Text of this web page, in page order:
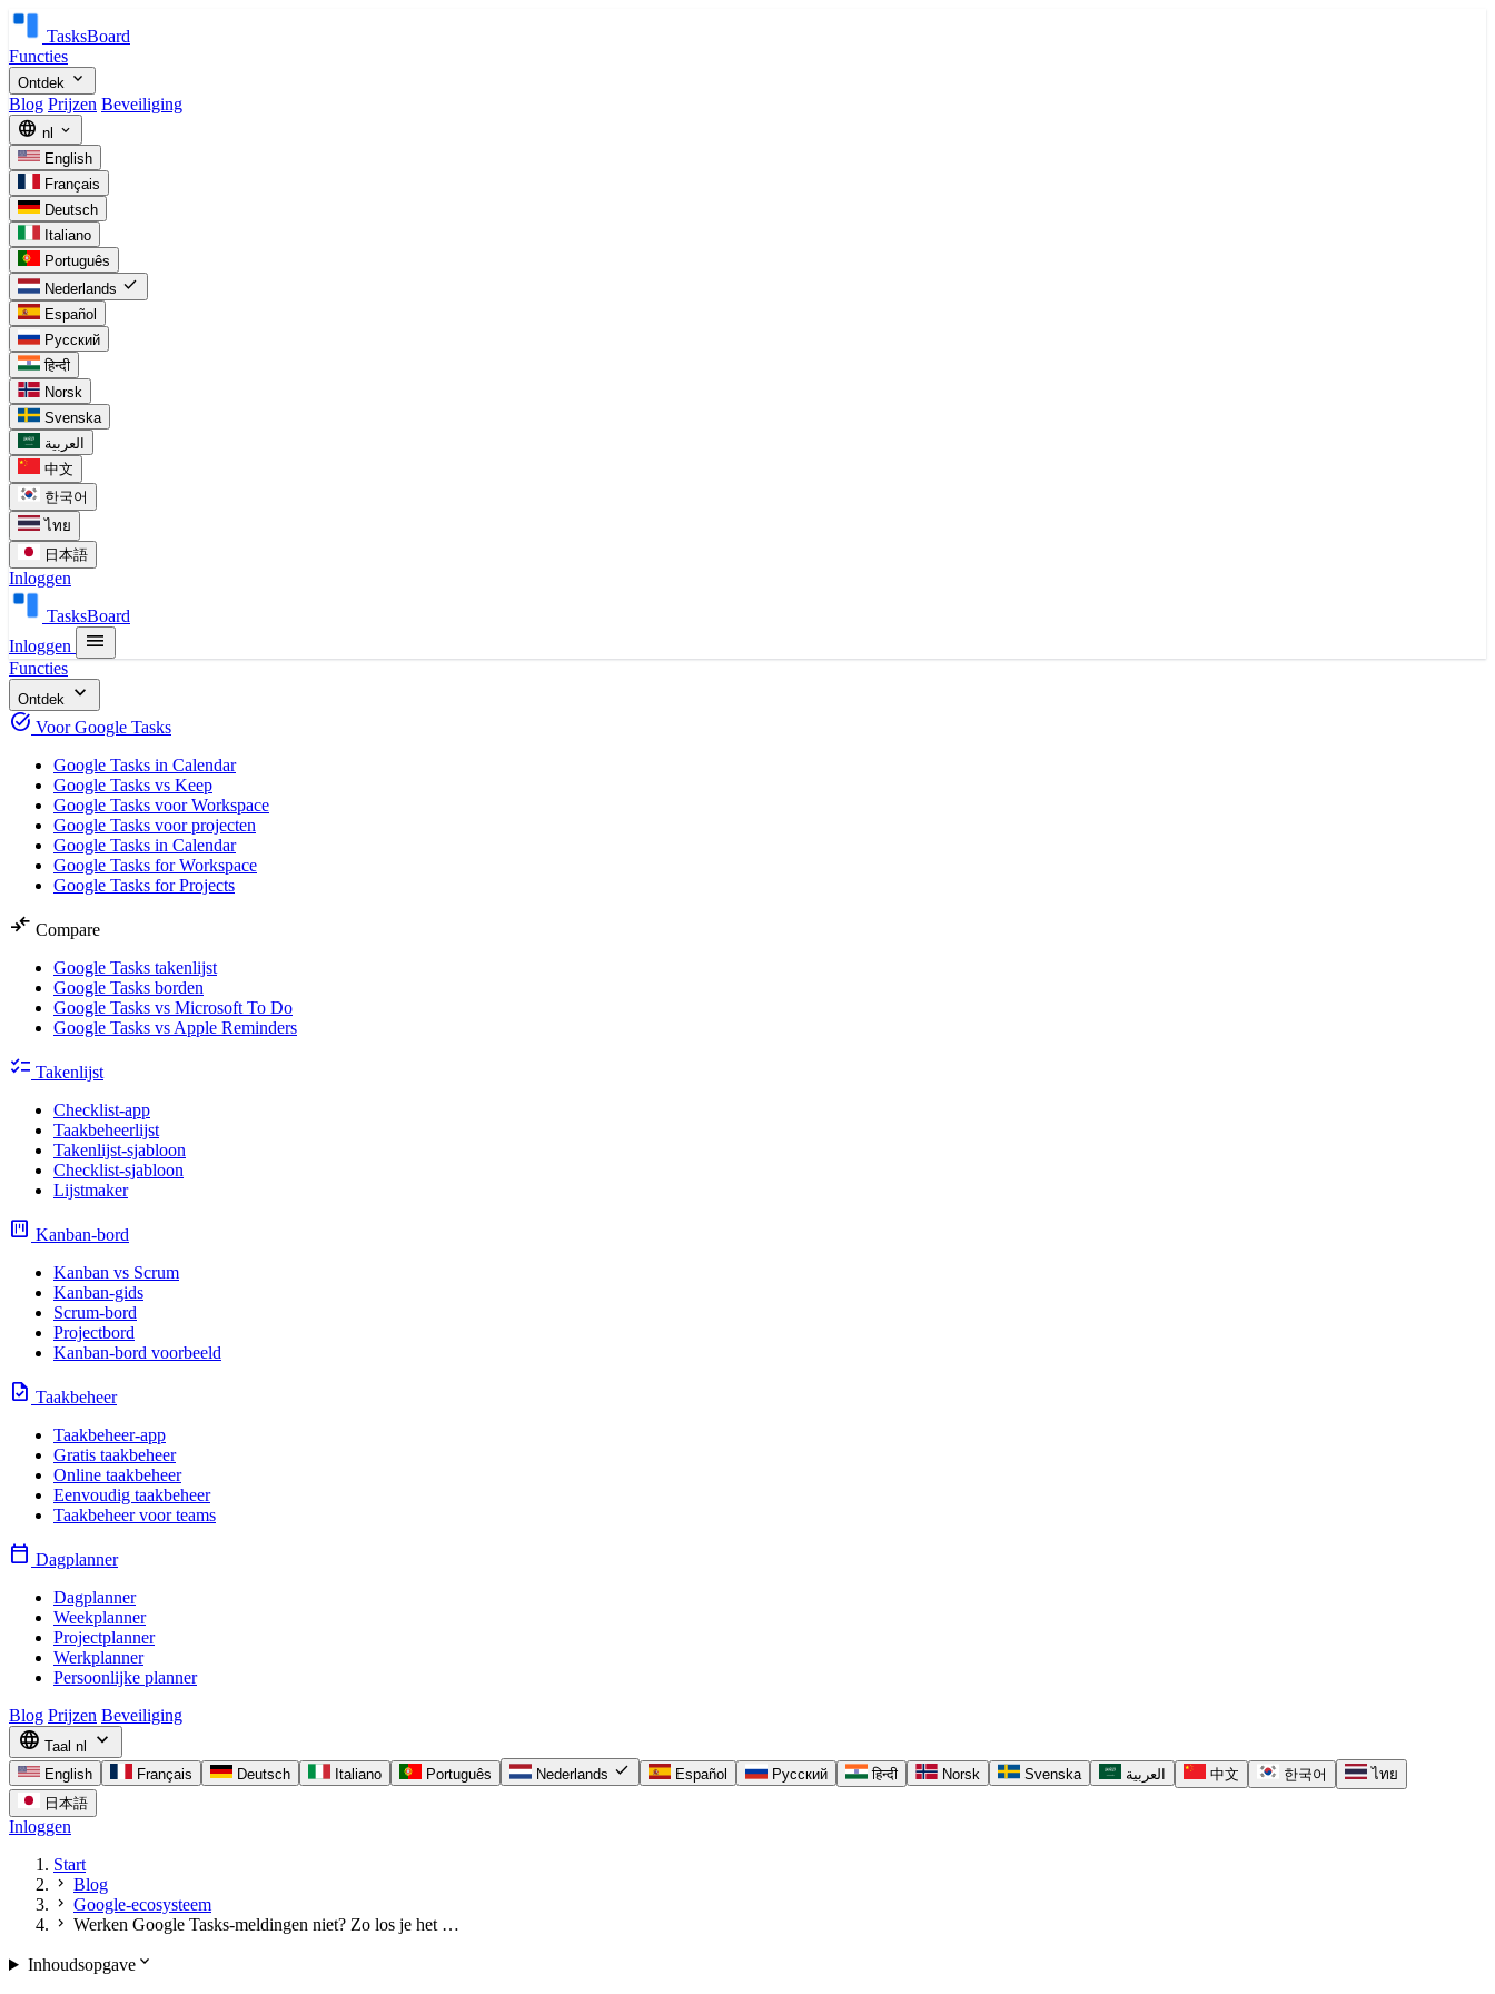
TasksBoard
Functies
Ontdek expand_more
Blog Prijzen Beveiliging
language nl expand_more
English
Français
Deutsch
Italiano
Português
Nederlands check
Español
Русский
हिन्दी
Norsk
Svenska
العربية
中文
한국어
ไทย
日本語
Inloggen
TasksBoard
Inloggen
menu
Functies
Ontdek expand_more
task_alt Voor Google Tasks
Google Tasks in Calendar
Google Tasks vs Keep
Google Tasks voor Workspace
Google Tasks voor projecten
Google Tasks in Calendar
Google Tasks for Workspace
Google Tasks for Projects
compare_arrows Compare
Google Tasks takenlijst
Google Tasks borden
Google Tasks vs Microsoft To Do
Google Tasks vs Apple Reminders
checklist Takenlijst
Checklist-app
Taakbeheerlijst
Takenlijst-sjabloon
Checklist-sjabloon
Lijstmaker
view_kanban Kanban-bord
Kanban vs Scrum
Kanban-gids
Scrum-bord
Projectbord
Kanban-bord voorbeeld
task Taakbeheer
Taakbeheer-app
Gratis taakbeheer
Online taakbeheer
Eenvoudig taakbeheer
Taakbeheer voor teams
calendar_today Dagplanner
Dagplanner
Weekplanner
Projectplanner
Werkplanner
Persoonlijke planner
Blog Prijzen Beveiliging
language Taal nl expand_more
English Français Deutsch Italiano Português Nederlands check Español Русский हिन्दी Norsk Svenska العربية 中文 한국어
ไทย
日本語
Inloggen
Start
chevron_right Blog
chevron_right Google-ecosysteem
chevron_right Werken Google Tasks-meldingen niet? Zo los je het …
Inhoudsopgaveexpand_more